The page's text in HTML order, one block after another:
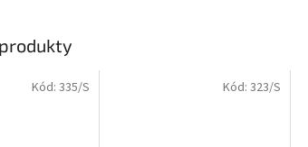
Kód: 335/S Kód: 323/S